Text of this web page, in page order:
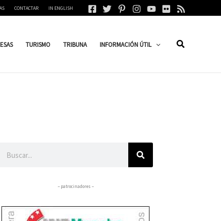
CONTACTAR IN ENGLISH
TURISMO TRIBUNA INFORMACIÓN ÚTIL
– patrocinadores –